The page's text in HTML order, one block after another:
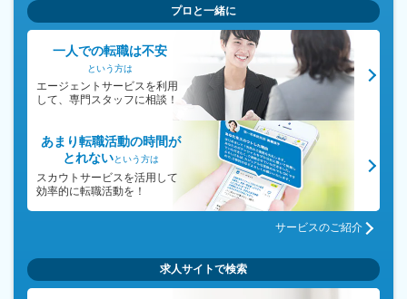
プロと一緒に
一人での転職は不安
という方は
エージェントサービスを利用
して、専門スタッフに相談！
あまり転職活動の時間が
とれないという方は
スカウトサービスを活用して
効率的に転職活動を！
サービスのご紹介
求人サイトで検索